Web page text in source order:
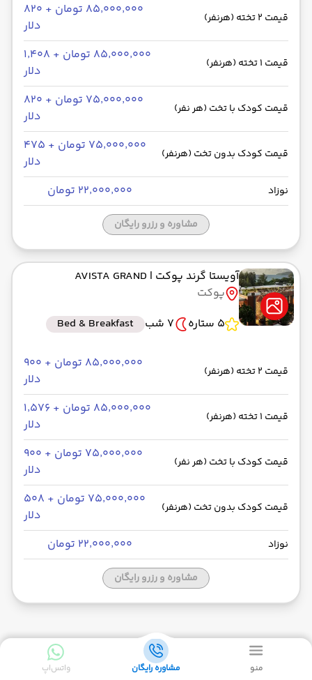
قیمت 2 تخته (هرنفر)
۸۵٬۰۰۰٬۰۰۰ تومان + ۸۲۰
دلار
قیمت 1 تخته (هرنفر)
۸۵٬۰۰۰٬۰۰۰ تومان + ۱٬۴۰۸
دلار
قیمت کودک با تخت (هر نفر)
۷۵٬۰۰۰٬۰۰۰ تومان + ۸۲۰
دلار
قیمت کودک بدون تخت (هرنفر)
۷۵٬۰۰۰٬۰۰۰ تومان + ۴۷۵
دلار
نوزاد ۲۲٬۰۰۰٬۰۰۰ تومان
مشاوره و رزرو رایگان
آویستا گرند پوکت | AVISTA GRAND
پوکت
5 ستاره
7 شب Bed & Breakfast
قیمت 2 تخته (هرنفر)
۸۵٬۰۰۰٬۰۰۰ تومان + ۹۰۰
دلار
قیمت 1 تخته (هرنفر)
۸۵٬۰۰۰٬۰۰۰ تومان + ۱٬۵۷۶
دلار
قیمت کودک با تخت (هر نفر)
۷۵٬۰۰۰٬۰۰۰ تومان + ۹۰۰
دلار
قیمت کودک بدون تخت (هرنفر)
۷۵٬۰۰۰٬۰۰۰ تومان + ۵۰۸
دلار
نوزاد ۲۲٬۰۰۰٬۰۰۰ تومان
مشاوره و رزرو رایگان
توضیحات
منو مشاوره رایگان واتس‌اپ